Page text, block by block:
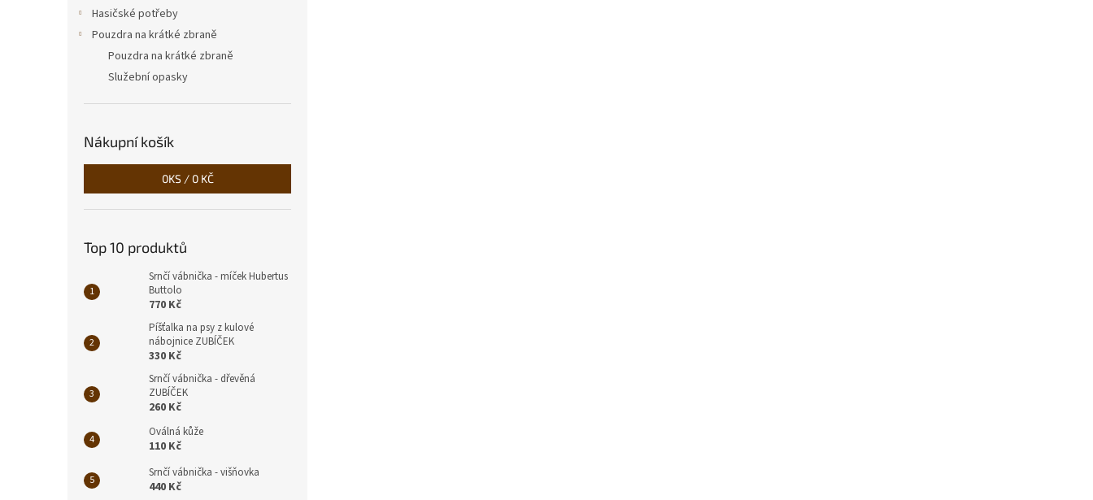
Hasičské potřeby
Pouzdra na krátké zbraně
Pouzdra na krátké zbraně
Služební opasky
Nákupní košík
0KS / 0 KČ
Top 10 produktů
Srnčí vábnička - míček Hubertus
Buttolo
770 Kč
Píšťalka na psy z kulové
nábojnice ZUBÍČEK
330 Kč
Srnčí vábnička - dřevěná
ZUBÍČEK
260 Kč
Oválná kůže
110 Kč
Srnčí vábnička - višňovka
440 Kč